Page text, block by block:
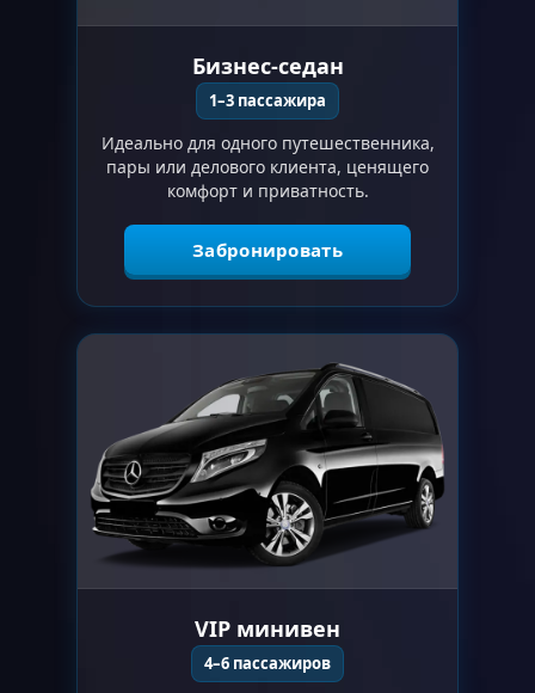
Бизнес-седан
1–3 пассажира
Идеально для одного путешественника,
пары или делового клиента, ценящего
комфорт и приватность.
Забронировать
VIP минивен
4–6 пассажиров